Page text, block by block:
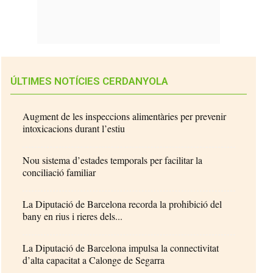
ÚLTIMES NOTÍCIES CERDANYOLA
Augment de les inspeccions alimentàries per prevenir
intoxicacions durant l’estiu
Nou sistema d’estades temporals per facilitar la
conciliació familiar
La Diputació de Barcelona recorda la prohibició del
bany en rius i rieres dels...
La Diputació de Barcelona impulsa la connectivitat
d’alta capacitat a Calonge de Segarra